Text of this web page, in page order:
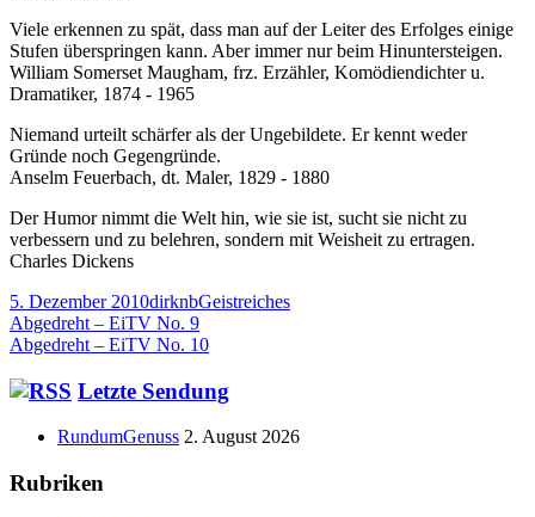
Viele erkennen zu spät, dass man auf der Leiter des Erfolges einige
Stufen überspringen kann. Aber immer nur beim Hinuntersteigen.
William Somerset Maugham, frz. Erzähler, Komödiendichter u.
Dramatiker, 1874 - 1965
Niemand urteilt schärfer als der Ungebildete. Er kennt weder
Gründe noch Gegengründe.
Anselm Feuerbach, dt. Maler, 1829 - 1880
Der Humor nimmt die Welt hin, wie sie ist, sucht sie nicht zu
verbessern und zu belehren, sondern mit Weisheit zu ertragen.
Charles Dickens
Veröffentlicht
am
5. Dezember 2010Autor
dirknbKategorien
Geistreiches
Beitragsnavigation
Vorheriger
Beitrag:
Abgedreht – EiTV No. 9
Nächster
Abgedreht – EiTV No. 10
Haupt-
Seitenleiste
Letzte Sendung
RundumGenuss 2. August 2026
Rubriken